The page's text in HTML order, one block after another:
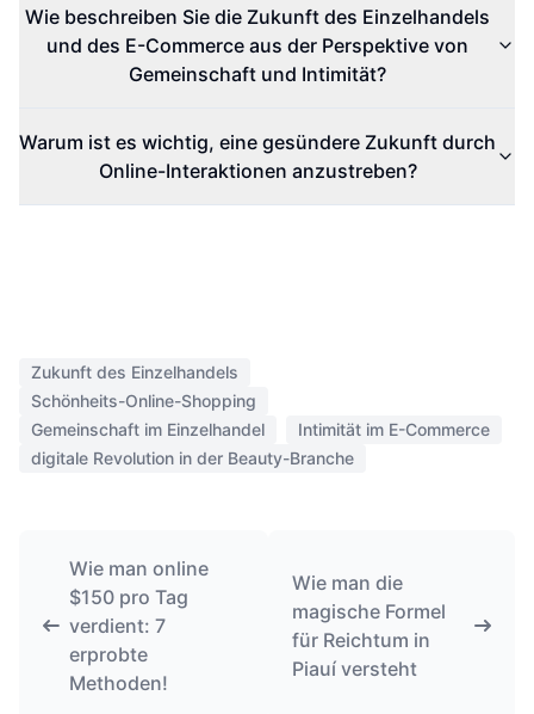
Wie beschreiben Sie die Zukunft des Einzelhandels
und des E-Commerce aus der Perspektive von
Gemeinschaft und Intimität?
Warum ist es wichtig, eine gesündere Zukunft durch
Online-Interaktionen anzustreben?
Zukunft des Einzelhandels
Schönheits-Online-Shopping
Gemeinschaft im Einzelhandel
Intimität im E-Commerce
digitale Revolution in der Beauty-Branche
Wie man online
$150 pro Tag
verdient: 7
erprobte
Methoden!
Wie man die
magische Formel
für Reichtum in
Piauí versteht